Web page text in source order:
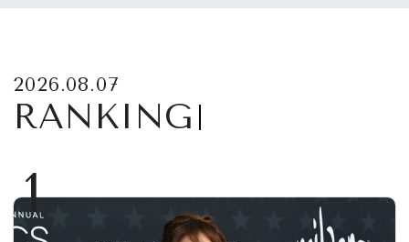
2026.08.07
RANKING
1